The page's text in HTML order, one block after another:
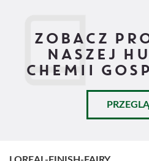
ZOBACZ
NASZEJ
CHEMII